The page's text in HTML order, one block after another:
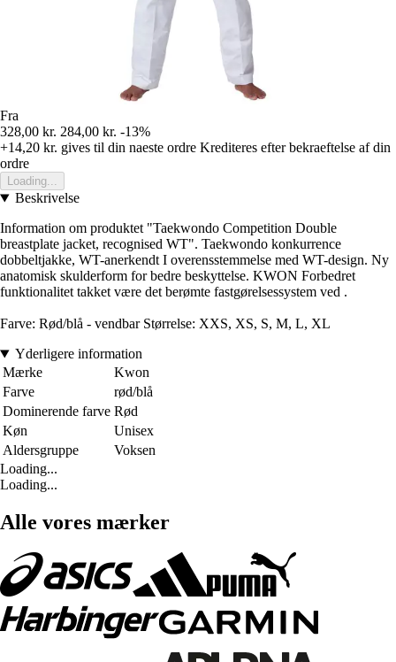
Fra
328,00 kr. 284,00 kr. -13%
+14,20 kr. gives til din naeste ordre Krediteres efter bekraeftelse af din
ordre
Loading...
Beskrivelse
Information om produktet "Taekwondo Competition Double
breastplate jacket, recognised WT". Taekwondo konkurrence
dobbeltjakke, WT-anerkendt I overensstemmelse med WT-design. Ny
anatomisk skulderform for bedre beskyttelse. KWON Forbedret
funktionalitet takket være det berømte fastgørelsessystem ved .
Farve: Rød/blå - vendbar Størrelse: XXS, XS, S, M, L, XL
Yderligere information
Mærke
Kwon
Farve
rød/blå
Dominerende farve Rød
Køn
Unisex
Aldersgruppe
Voksen
Loading...
Loading...
Alle vores mærker